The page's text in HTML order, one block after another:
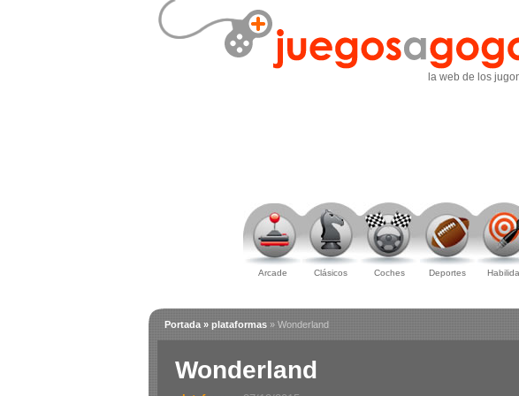
la web de los
Arcade Clásicos Coches Deportes
Portada » plataformas » Wonderland
Wonderland